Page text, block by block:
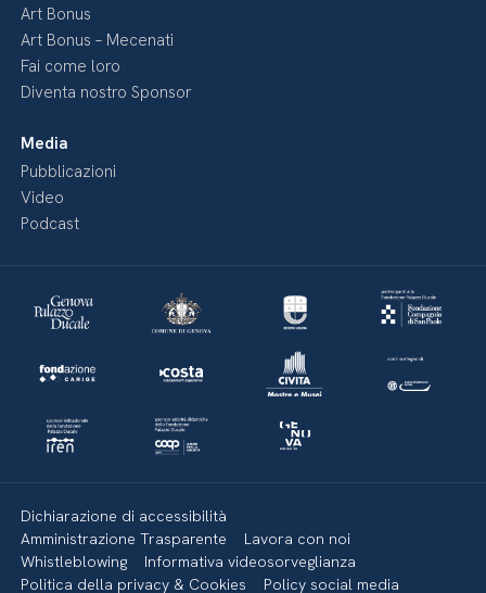
Art Bonus
Art Bonus – Mecenati
Fai come loro
Diventa nostro Sponsor
Media
Pubblicazioni
Video
Podcast
Dichiarazione di accessibilità
Amministrazione Trasparente
Lavora con noi
Whistleblowing
Informativa videosorveglianza
Politica della privacy & Cookies
Policy social media